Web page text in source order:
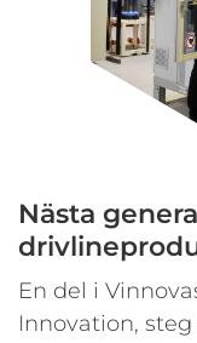
Nästa
En del i
Innovation,